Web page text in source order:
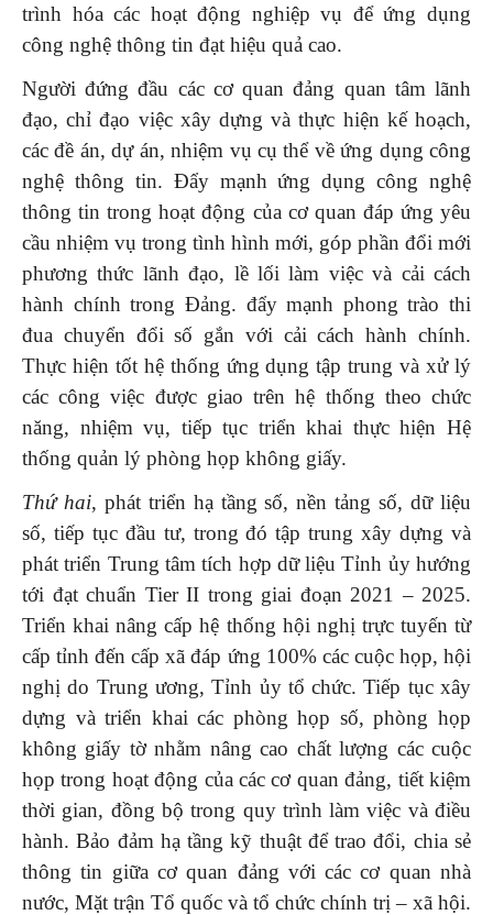
trình hóa các hoạt động nghiệp vụ để ứng dụng
công nghệ thông tin đạt hiệu quả cao.
Người đứng đầu các cơ quan đảng quan tâm lãnh
đạo, chỉ đạo việc xây dựng và thực hiện kế hoạch,
các đề án, dự án, nhiệm vụ cụ thể về ứng dụng công
nghệ thông tin. Đẩy mạnh ứng dụng công nghệ
thông tin trong hoạt động của cơ quan đáp ứng yêu
cầu nhiệm vụ trong tình hình mới, góp phần đổi mới
phương thức lãnh đạo, lề lối làm việc và cải cách
hành chính trong Đảng. đẩy mạnh phong trào thi
đua chuyển đổi số gắn với cải cách hành chính.
Thực hiện tốt hệ thống ứng dụng tập trung và xử lý
các công việc được giao trên hệ thống theo chức
năng, nhiệm vụ, tiếp tục triển khai thực hiện Hệ
thống quản lý phòng họp không giấy.
Thứ hai, phát triển hạ tầng số, nền tảng số, dữ liệu
số, tiếp tục đầu tư, trong đó tập trung xây dựng và
phát triển Trung tâm tích hợp dữ liệu Tỉnh ủy hướng
tới đạt chuẩn Tier II trong giai đoạn 2021 – 2025.
Triển khai nâng cấp hệ thống hội nghị trực tuyến từ
cấp tỉnh đến cấp xã đáp ứng 100% các cuộc họp, hội
nghị do Trung ương, Tỉnh ủy tổ chức. Tiếp tục xây
dựng và triển khai các phòng họp số, phòng họp
không giấy tờ nhằm nâng cao chất lượng các cuộc
họp trong hoạt động của các cơ quan đảng, tiết kiệm
thời gian, đồng bộ trong quy trình làm việc và điều
hành. Bảo đảm hạ tầng kỹ thuật để trao đổi, chia sẻ
thông tin giữa cơ quan đảng với các cơ quan nhà
nước, Mặt trận Tổ quốc và tổ chức chính trị – xã hội.